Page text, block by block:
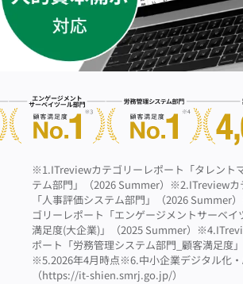
※1.ITreviewカテゴリーレポート「タレント
テム部門」（2026 Summer） ※2.ITreviewカ
「人事評価システム部門」（2026 Summer）
ゴリーレポート「エンゲージメントサーベイ
満足度(大企業)」（2025 Summer）
ポート「労務管理システム部門_顧客満足度
※5.2026年4月時点※6.中小企業デジタル化
（https://it-shien.smrj.go.jp/）